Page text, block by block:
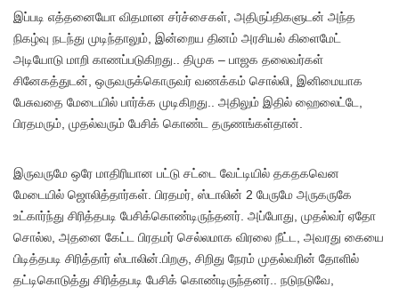
இப்படி எத்தனையோ விதமான சர்ச்சைகள், அதிருப்திகளுடன் அந்த
நிகழ்வு நடந்து முடிந்தாலும், இன்றைய தினம் அரசியல் கிளைமேட்
அடியோடு மாறி காணப்படுகிறது.. திமுக – பாஜக தலைவர்கள்
சினேகத்துடன், ஒருவருக்கொருவர் வணக்கம் சொல்லி, இனிமையாக
பேசுவதை மேடையில் பார்க்க முடிகிறது.. அதிலும் இதில் ஹைலைட்டே,
பிரதமரும், முதல்வரும் பேசிக் கொண்ட தருணங்கள்தான்.
இருவருமே ஒரே மாதிரியான பட்டு சட்டை வேட்டியில் தகதகவென
மேடையில் ஜொலித்தார்கள். பிரதமர், ஸ்டாலின் 2 பேருமே அருகருகே
உட்கார்ந்து சிரித்தபடி பேசிக்கொண்டிருந்தனர். அப்போது, முதல்வர் ஏதோ
சொல்ல, அதனை கேட்ட பிரதமர் செல்லமாக விரலை நீட்ட, அவரது கையை
பிடித்தபடி சிரித்தார் ஸ்டாலின்.பிறகு, சிறிது நேரம் முதல்வரின் தோளில்
தட்டிகொடுத்து சிரித்தபடி பேசிக் கொண்டிருந்தனர்.. நடுநடுவே,